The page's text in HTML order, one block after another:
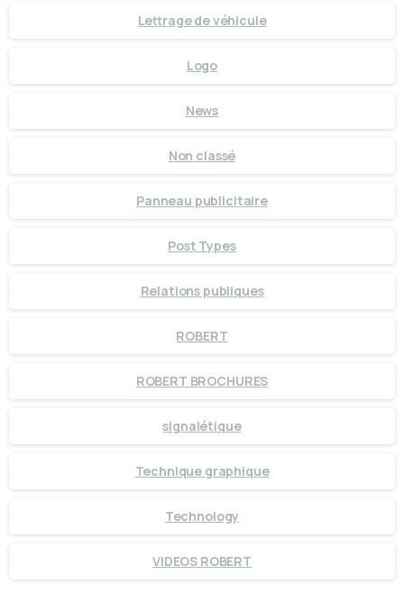
Lettrage de véhicule
Logo
News
Non classé
Panneau publicitaire
Post Types
Relations publiques
ROBERT
ROBERT BROCHURES
signalétique
Technique graphique
Technology
VIDEOS ROBERT